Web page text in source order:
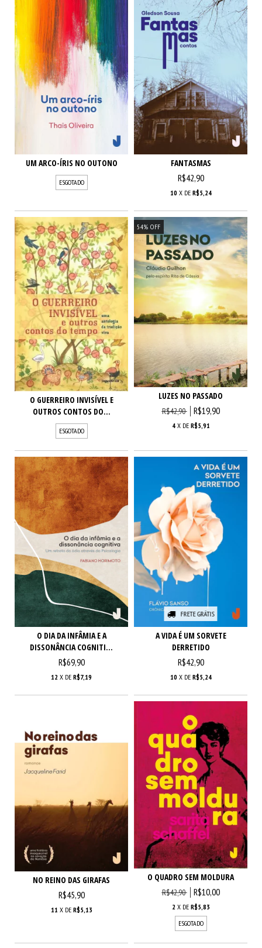
UM ARCO-ÍRIS NO OUTONO
ESGOTADO
FANTASMAS
R$42,90
10 X DE R$5,24
O GUERREIRO INVISÍVEL E
OUTROS CONTOS DO...
ESGOTADO
54% OFF
LUZES NO PASSADO
R$42,90 R$19,90
4 X DE R$5,91
O DIA DA INFÂMIA E A
DISSONÂNCIA COGNITI...
R$69,90
12 X DE R$7,19
FRETE GRÁTIS
A VIDA É UM SORVETE
DERRETIDO
R$42,90
10 X DE R$5,24
NO REINO DAS GIRAFAS
R$45,90
11 X DE R$5,13
O QUADRO SEM MOLDURA
R$42,90 R$10,00
2 X DE R$5,83
ESGOTADO